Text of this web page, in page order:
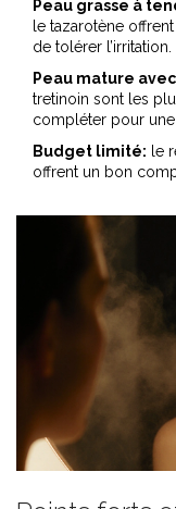
Peau grasse à
le tazarotène
de tolérer l’irritation.
Peau mature
tretinoin sont les
compléter pour
Budget limité: le
offrent un bon